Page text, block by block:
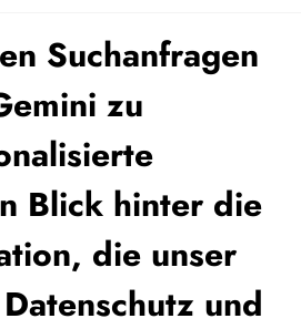
Suchanfragen
zu
Blick hinter die
die unser
und